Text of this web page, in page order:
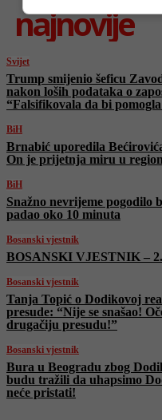
najnovije
Svijet
Trump smijenio šeficu
nakon loših podataka o
“Falsifikovala da bi
BiH
Brnabić uporedila
On je prijetnja miru u
BiH
Snažno nevrijeme pogodilo
padao oko 10 minuta
Bosanski vjestnik
BOSANSKI VJESTNIK – 2.
Bosanski vjestnik
Tanja Topić o Dodikovoj
presude: “Nije se snašao!
drugačiju presudu!”
Bosanski vjestnik
Bura u Beogradu zbog
budu tražili da uhapsimo
neće pristati!